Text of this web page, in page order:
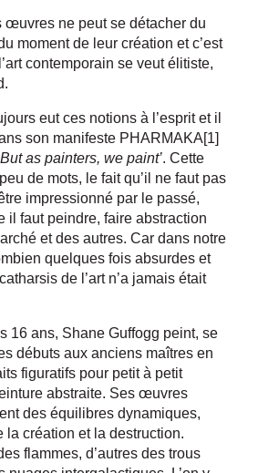
œuvres ne peut se détacher du
moment de leur création et c’est
contemporain se veut élitiste,
eut ces notions à l’esprit et il
son manifeste PHARMAKA[1]
But as painters, we paint’. Cette
de mots, le fait qu’il ne faut pas
impressionné par le passé,
il faut peindre, faire abstraction
et des autres. Car dans notre
quelques fois absurdes et
de l’art n’a jamais était
16 ans, Shane Guffogg peint, se
débuts aux anciens maîtres en
figuratifs pour petit à petit
abstraite. Ses œuvres
des équilibres dynamiques,
la création et la destruction.
flammes, d’autres des trous